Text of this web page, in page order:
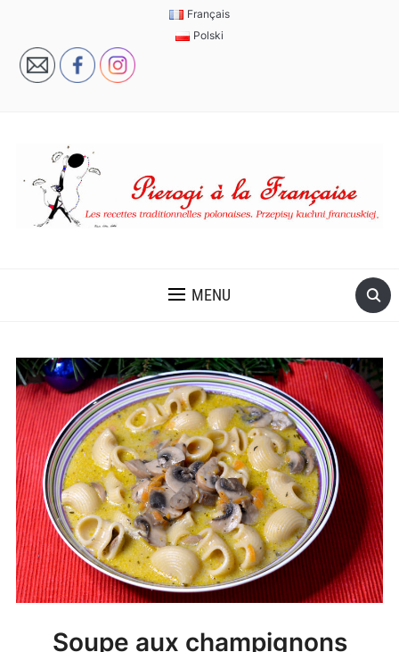
Français
Polski
MENU
Soupe aux champignons